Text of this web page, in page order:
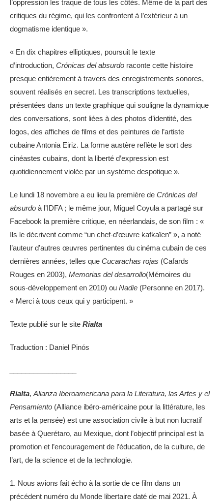
l’oppression les traque de tous les côtés. Même de la part des
critiques du régime, qui les confrontent à l’extérieur à un
dogmatisme identique ».
« En dix chapitres elliptiques, poursuit le texte
d’introduction, Crónicas del absurdo raconte cette histoire
presque entièrement à travers des enregistrements sonores,
souvent réalisés en secret. Les transcriptions textuelles,
présentées dans un texte graphique qui souligne la dynamique
des conversations, sont liées à des photos d’identité, des
logos, des affiches de films et des peintures de l’artiste
cubaine Antonia Eiriz. La forme austère reflète le sort des
cinéastes cubains, dont la liberté d’expression est
quotidiennement violée par un système despotique ».
Le lundi 18 novembre a eu lieu la première de Crónicas del
absurdo à l’IDFA ; le même jour, Miguel Coyula a partagé sur
Facebook la première critique, en néerlandais, de son film : «
Ils le décrivent comme “un chef-d’œuvre kafkaïen” », a noté
l’auteur d’autres œuvres pertinentes du cinéma cubain de ces
dernières années, telles que Cucarachas rojas (Cafards
Rouges en 2003), Memorias del desarrollo(Mémoires du
sous-développement en 2010) ou Nadie (Personne en 2017).
« Merci à tous ceux qui y participent. »
Texte publié sur le site Rialta
Traduction : Daniel Pinós
Rialta, Alianza Iberoamericana para la Literatura, las Artes y el
Pensamiento (Alliance ibéro-américaine pour la littérature, les
arts et la pensée) est une association civile à but non lucratif
basée à Querétaro, au Mexique, dont l’objectif principal est la
promotion et l’encouragement de l’éducation, de la culture, de
l’art, de la science et de la technologie.
1. Nous avions fait écho à la sortie de ce film dans un
précédent numéro du Monde libertaire daté de mai 2021. À